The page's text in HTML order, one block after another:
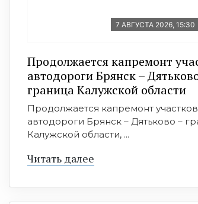
7 АВГУСТА 2026, 15:30
Продолжается капремонт
автодороги Брянск –
граница Калужской области
Продолжается капремонт участков
автодороги Брянск – Дятьково –
Калужской области, ...
Читать далее